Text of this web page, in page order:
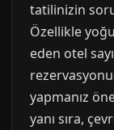
tatilinizin
Özellikle
eden otel
yapmanız
yanı sıra,